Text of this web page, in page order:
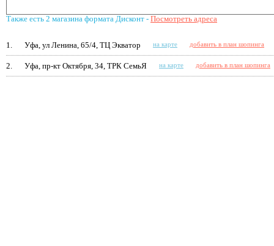
Также есть 2 магазина формата Дисконт - Посмотреть адреса
1. Уфа, ул Ленина, 65/4, ТЦ Экватор на карте добавить в план шопинга
2. Уфа, пр-кт Октября, 34, ТРК СемьЯ на карте добавить в план шопинга